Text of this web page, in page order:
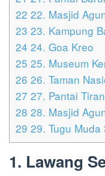
22 22. Masjid
23 23. Kampung
24 24. Goa Kreo
25 25. Museum
26 26. Taman
27 27. Pantai
28 28. Masjid
29 29. Tugu Muda
1. Lawang